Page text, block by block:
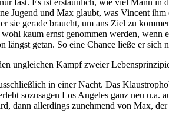
Jugend und Max glaubt, was Vincent
gerade braucht, um ans Ziel zu
kaum ernst genommen werden, wenn
getan. So eine Chance ließe er sich
ungleichen Kampf zweier
in einer Nacht. Das
sozusagen Los Angeles ganz neu u.a.
allerdings zunehmend von Max,